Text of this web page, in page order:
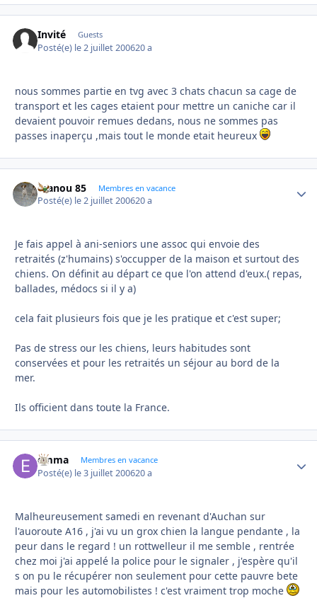
Invité Guests
Posté(e) le 2 juillet 200620 a
nous sommes partie en tvg avec 3 chats chacun sa cage de
transport et les cages etaient pour mettre un caniche car il
devaient pouvoir remues dedans, nous ne sommes pas
passes inaperçu ,mais tout le monde etait heureux
manou 85 Membres en vacance
Posté(e) le 2 juillet 200620 a
Je fais appel à ani-seniors une assoc qui envoie des
retraités (z'humains) s'occupper de la maison et surtout des
chiens. On définit au départ ce que l'on attend d'eux.( repas,
ballades, médocs si il y a)
cela fait plusieurs fois que je les pratique et c'est super;
Pas de stress our les chiens, leurs habitudes sont
conservées et pour les retraités un séjour au bord de la
mer.
Ils officient dans toute la France.
emma Membres en vacance
Posté(e) le 3 juillet 200620 a
Malheureusement samedi en revenant d'Auchan sur
l'auoroute A16 , j'ai vu un grox chien la langue pendante , la
peur dans le regard ! un rottwelleur il me semble , rentrée
chez moi j'ai appelé la police pour le signaler , j'espère qu'il
s on pu le récupérer non seulement pour cette pauvre bete
mais pour les automobilistes ! c'est vraiment trop moche